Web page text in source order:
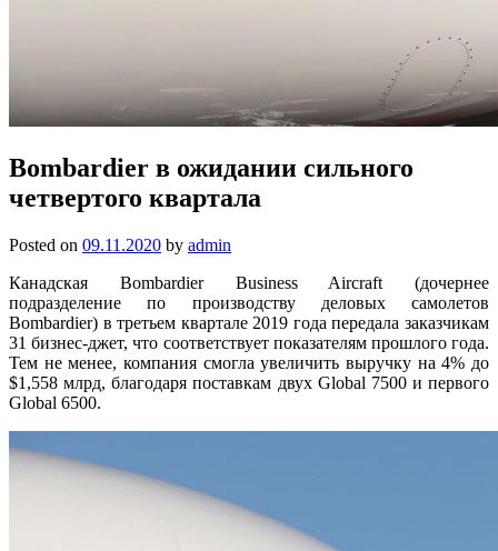
Bombardier в ожидании сильного
четвертого квартала
Posted on 09.11.2020 by admin
Канадская Bombardier Business Aircraft (дочернее
подразделение по производству деловых самолетов
Bombardier) в третьем квартале 2019 года передала заказчикам
31 бизнес-джет, что соответствует показателям прошлого года.
Тем не менее, компания смогла увеличить выручку на 4% до
$1,558 млрд, благодаря поставкам двух Global 7500 и первого
Global 6500.